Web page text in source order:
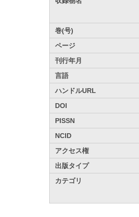
巻(号)
ページ
刊行年月
言語
ハンドルURL
DOI
PISSN
NCID
アクセス権
出版タイプ
カテゴリ